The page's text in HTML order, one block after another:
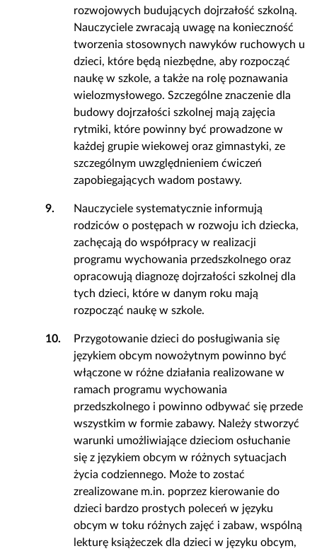
rozwojowych budujących dojrzałość szkolną.
Nauczyciele zwracają uwagę na konieczność
tworzenia stosownych nawyków ruchowych u
dzieci, które będą niezbędne, aby rozpocząć
naukę w szkole, a także na rolę poznawania
wielozmysłowego. Szczególne znaczenie dla
budowy dojrzałości szkolnej mają zajęcia
rytmiki, które powinny być prowadzone w
każdej grupie wiekowej oraz gimnastyki, ze
szczególnym uwzględnieniem ćwiczeń
zapobiegających wadom postawy.
9.
Nauczyciele systematycznie informują
rodziców o postępach w rozwoju ich dziecka,
zachęcają do współpracy w realizacji
programu wychowania przedszkolnego oraz
opracowują diagnozę dojrzałości szkolnej dla
tych dzieci, które w danym roku mają
rozpocząć naukę w szkole.
10.
Przygotowanie dzieci do posługiwania się
językiem obcym nowożytnym powinno być
włączone w różne działania realizowane w
ramach programu wychowania
przedszkolnego i powinno odbywać się przede
wszystkim w formie zabawy. Należy stworzyć
warunki umożliwiające dzieciom osłuchanie
się z językiem obcym w różnych sytuacjach
życia codziennego. Może to zostać
zrealizowane m.in. poprzez kierowanie do
dzieci bardzo prostych poleceń w języku
obcym w toku różnych zajęć i zabaw, wspólną
lekturę książeczek dla dzieci w języku obcym,